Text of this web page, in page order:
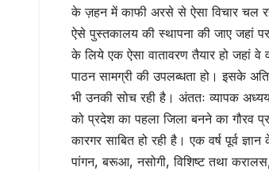
के ज़हन में काफी अरसे से ऐसा विचार चल
ऐसे पुस्तकालय की स्थापना की जाए जहां
के लिये एक ऐसा वातावरण तैयार हो जहां
पाठन सामग्री की उपलब्धता हो। इसके
भी उनकी सोच रही है। अंततः व्यापक
को प्रदेश का पहला जिला बनने का गौरव
कारगर साबित हो रही है। एक वर्ष पूर्व
पांगन, बरूआ, नसोगी, विशिष्ट तथा